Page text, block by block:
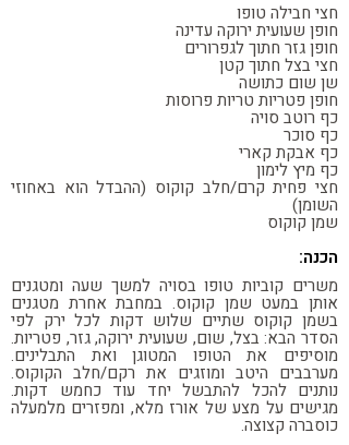
חצי חבילה טופו
חופן שעועית ירוקה עדינה
חופן גזר חתוך לגפרורים
חצי בצל חתוך קטן
שן שום כתושה
חופן פטריות טריות פרוסות
כף רוטב סויה
כף סוכר
כף אבקת קארי
כף מיץ לימון
חצי פחית קרם/חלב קוקוס (ההבדל הוא באחוזי
השומן)
שמן קוקוס
הכנה:
משרים קוביות טופו בסויה למשך שעה ומטגנים
אותן במעט שמן קוקוס. במחבת אחרת מטגנים
בשמן קוקוס שתיים שלוש דקות לכל ירק לפי
הסדר הבא: בצל, שום, שעועית ירוקה, גזר, פטריות.
מוסיפים את הטופו המטוגן ואת התבלינים.
מערבבים היטב ומוזגים את רקם/חלב הקוקוס.
נותנים להכל להתבשל יחד עוד כחמש דקות.
מגישים על מצע של אורז מלא, ומפזרים מלמעלה
כוסברה קצוצה.